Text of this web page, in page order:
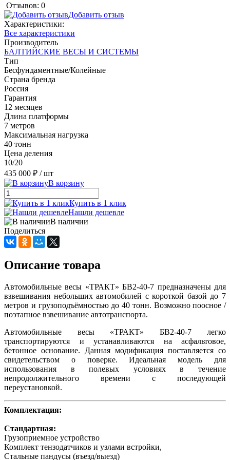
Отзывов: 0
Добавить отзыв
Характеристики:
Все характеристики
Производитель
БАЛТИЙСКИЕ ВЕСЫ И СИСТЕМЫ
Тип
Бесфундаментные/Колейные
Страна бренда
Россия
Гарантия
12 месяцев
Длина платформы
7 метров
Максимальная нагрузка
40 тонн
Цена деления
10/20
435 000 ₽ / шт
В корзину
Купить в 1 клик
Нашли дешевле
В наличии
Поделиться
Описание товара
Автомобильные весы «ТРАКТ» БВ2-40-7 предназначены для
взвешивания небольших автомобилей с короткой базой до 7
метров и грузоподъёмностью до 40 тонн. Возможно поосное /
поэтапное взвешивание автотранспорта.
Автомобильные весы «ТРАКТ» БВ2-40-7 легко
транспортируются и устанавливаются на асфальтовое,
бетонное основание. Данная модификация поставляется со
свидетельством о поверке. Идеальная модель для
использования в полевых условиях в течение
непродолжительного времени с последующей
переустановкой.
Комплектация:
Стандартная:
Грузоприемное устройство
Комплект тензодатчиков и узлами встройки,
Стальные пандусы (въезд/выезд)